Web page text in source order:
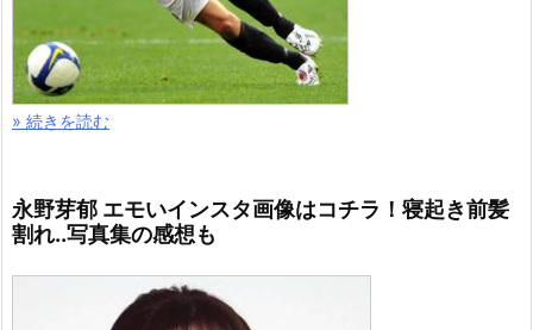
» 続きを読む
永野芽郁 エモいインスタ画像はコチラ！寝起き前髪
割れ..写真集の感想も